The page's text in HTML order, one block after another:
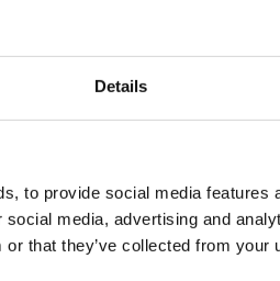
Details
to provide social media features
media, advertising and
that they’ve collected from your
ein – mit klaren
produktiv im Alltag, Wissen wird
Weiterentwicklung und